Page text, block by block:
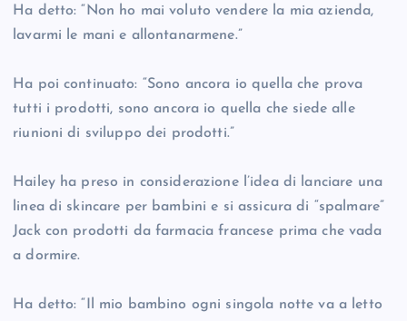
Ha detto: “Non ho mai voluto vendere la mia azienda,
lavarmi le mani e allontanarmene.”
Ha poi continuato: “Sono ancora io quella che prova
tutti i prodotti, sono ancora io quella che siede alle
riunioni di sviluppo dei prodotti.”
Hailey ha preso in considerazione l’idea di lanciare una
linea di skincare per bambini e si assicura di “spalmare”
Jack con prodotti da farmacia francese prima che vada
a dormire.
Ha detto: “Il mio bambino ogni singola notte va a letto